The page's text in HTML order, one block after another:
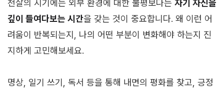
천살의 시기에는 외부 환경에 대한 불평보다는 자기 자신을
깊이 들여다보는 시간을 갖는 것이 중요합니다. 왜 이런 어
려움이 반복되는지, 나의 어떤 부분이 변화해야 하는지 진
지하게 고민해보세요.
명상, 일기 쓰기, 독서 등을 통해 내면의 평화를 찾고, 긍정